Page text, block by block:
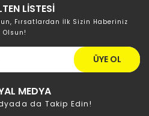
LİSTESİ
Fırsatlardan İlk Sizin Haberiniz
Olsun!
ÜYE OL
MEDYA
da Takip Edin!